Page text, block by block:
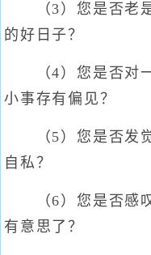
（3）您是否老是
的好日子？
（4）您是否对一
小事存有偏见？
（5）您是否发
自私？
（6）您是否感
有意思了？